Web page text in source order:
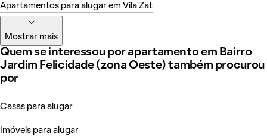
Apartamentos para alugar em Vila Zat
Mostrar mais
Quem se interessou por apartamento em Bairro
Jardim Felicidade (zona Oeste) também procurou
por
Casas para alugar
Imóveis para alugar